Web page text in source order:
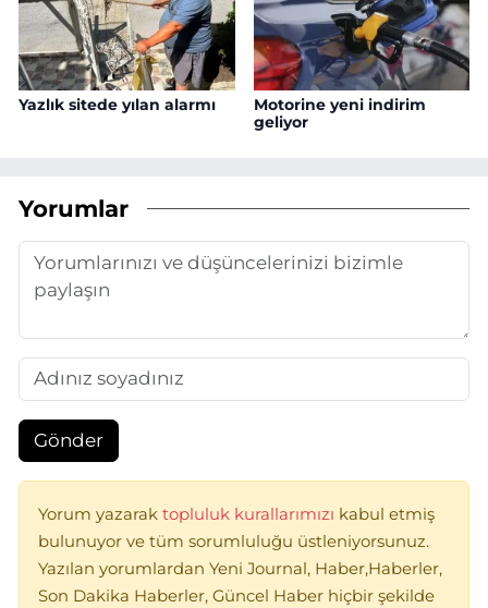
Yazlık sitede yılan alarmı
Motorine yeni indirim
geliyor
Yorumlar
Gönder
Yorum yazarak topluluk kurallarımızı kabul etmiş
bulunuyor ve tüm sorumluluğu üstleniyorsunuz.
Yazılan yorumlardan Yeni Journal, Haber,Haberler,
Son Dakika Haberler, Güncel Haber hiçbir şekilde